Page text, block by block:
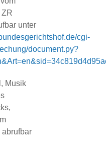
ZR
unter
cgi-
document.py?
Musik
abrufbar